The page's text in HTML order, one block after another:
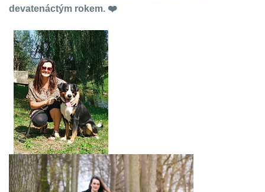
devatenáctým rokem. ❤️